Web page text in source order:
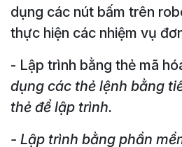
dụng các nút bấm trên
thực hiện các nhiệm vụ
- Lập trình bằng thẻ mã
dụng các thẻ lệnh bằng
thẻ để lập trình.
- Lập trình bằng phần